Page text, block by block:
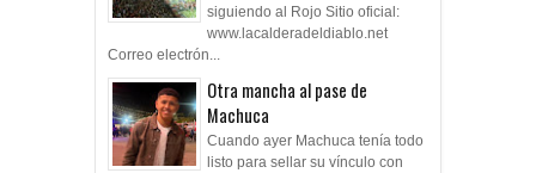
siguiendo al Rojo Sitio oficial:
www.lacalderadeldiablo.net
Correo electrón...
Otra mancha al pase de
Machuca
Cuando ayer Machuca tenía todo
listo para sellar su vínculo con